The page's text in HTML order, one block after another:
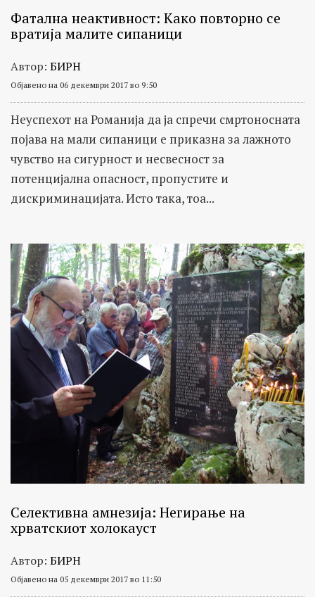
Фатална неактивност: Како повторно се
вратија малите сипаници
Автор: БИРН
Објавено на 06 декември 2017 во 9:50
Неуспехот на Романија да ја спречи смртоносната
појава на мали сипаници е приказна за лажното
чувство на сигурност и несвесност за
потенцијална опасност, пропустите и
дискриминацијата. Исто така, тоа...
Селективна амнезија: Негирање на
хрватскиот холокауст
Автор: БИРН
Објавено на 05 декември 2017 во 11:50